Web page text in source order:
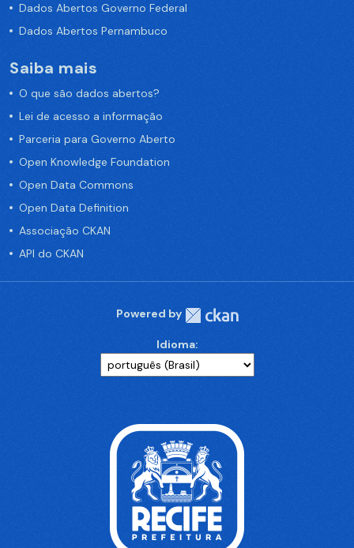
Dados Abertos Governo Federal
Dados Abertos Pernambuco
Saiba mais
O que são dados abertos?
Lei de acesso a informação
Parceria para Governo Aberto
Open Knowledge Foundation
Open Data Commons
Open Data Definition
Associação CKAN
API do CKAN
Powered by
Idioma